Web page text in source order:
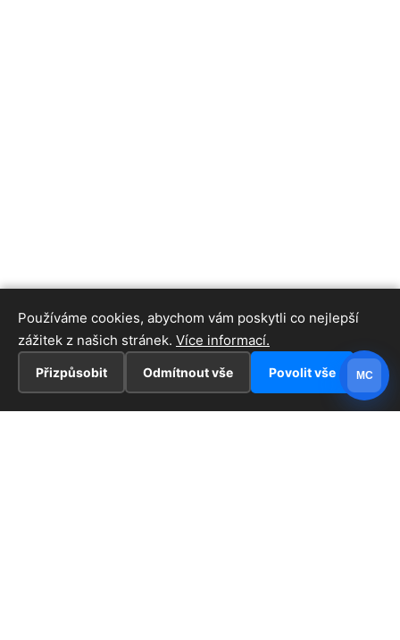
Používáme cookies, abychom vám poskytli co nejlepší
zážitek z našich stránek. Více informací.
Přizpůsobit Odmítnout vše Povolit vše MC